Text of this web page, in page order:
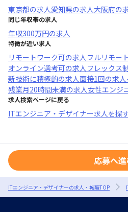
東京都の求人愛知県の求人大阪府の
同じ年収帯の求人
年収300万円の求人
特徴が近い求人
リモートワーク可の求人フルリモー
オンライン選考可の求人フレックス
新技術に積極的の求人面接1回の求人
残業月20時間未満の求人女性エンジ
求人検索ページに戻る
ITエンジニア・デザイナー求人を探
応募へ
ITエンジニア・デザイナーの求人・転職TOP